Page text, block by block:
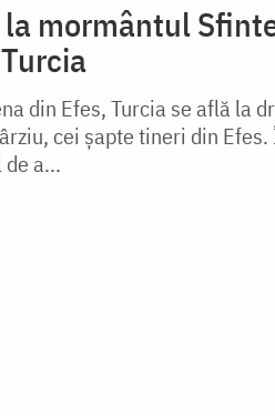
mormântul
din Efes, Turcia se află la
cei șapte tineri din
a...